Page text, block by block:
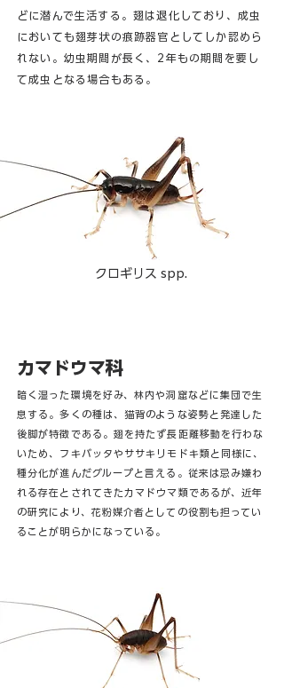
どに潜んで生活する。翅は退化しており、成虫
においても翅芽状の痕跡器官としてしか認めら
れない。幼虫期間が長く、2年もの期間を要し
て成虫となる場合もある。
クロギリス spp.
カマドウマ科
暗く湿った環境を好み、林内や洞窟などに集団で生
息する。多くの種は、猫背のような姿勢と発達した
後脚が特徴である。翅を持たず長距離移動を行わな
いため、フキバッタやササキリモドキ類と同様に、
種分化が進んだグループと言える。従来は忌み嫌わ
れる存在とされてきたカマドウマ類であるが、近年
の研究により、花粉媒介者としての役割も担ってい
ることが明らかになっている。